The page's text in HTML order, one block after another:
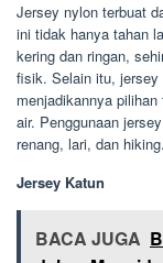
Jersey nylon terbuat
ini tidak hanya tahan
kering dan ringan,
fisik. Selain itu, jersey
menjadikannya
air. Penggunaan
renang, lari, dan hiking.
Jersey Katun
BACA JUGA